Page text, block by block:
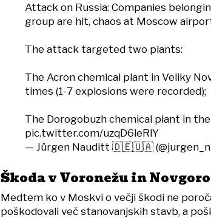
Attack on Russia: Companies
group are hit, chaos at Moscow
The attack targeted two plants:
The Acron chemical plant in Veliky
times (1-7 explosions were recorded);
The Dorogobuzh chemical plant in
pic.twitter.com/uzqD6leRlY
— Jürgen Nauditt 🇩🇪🇺🇦
Škoda v Voronežu in
Medtem ko v Moskvi o večji škodi ne
poškodovali več stanovanjskih stavb, a